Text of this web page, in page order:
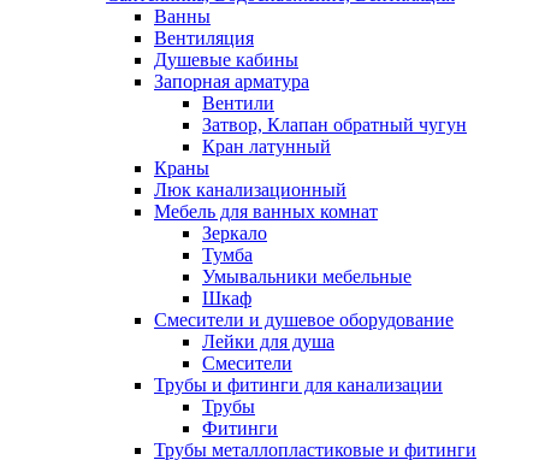
Ванны
Вентиляция
Душевые кабины
Запорная арматура
Вентили
Затвор, Клапан обратный чугун
Кран латунный
Краны
Люк канализационный
Мебель для ванных комнат
Зеркало
Тумба
Умывальники мебельные
Шкаф
Смесители и душевое оборудование
Лейки для душа
Смесители
Трубы и фитинги для канализации
Трубы
Фитинги
Трубы металлопластиковые и фитинги